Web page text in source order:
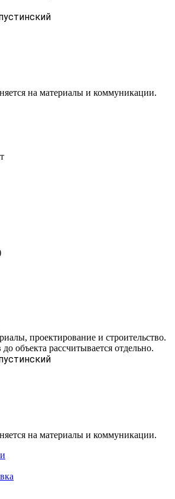
на материалы и коммуникации.
проектирование и строительство.
объекта рассчитывается отдельно.
на материалы и коммуникации.